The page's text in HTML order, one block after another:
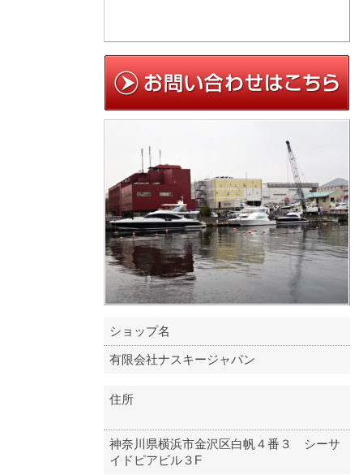
ショップ名
有限会社ナスキージャパン
住所
神奈川県横浜市金沢区白帆４番３ シーサ
イドピアビル３F